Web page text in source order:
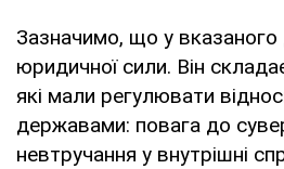
Зазначимо, що у
юридичної сили. Він
які мали регулювати
державами: повага до
невтручання у внутрішні